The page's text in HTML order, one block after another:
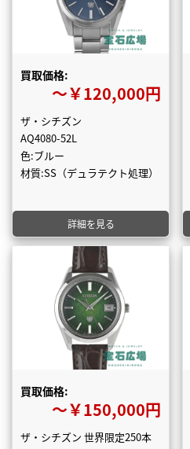
買取価格:
〜￥120,000円
ザ・シチズン
AQ4080-52L
色:ブルー
材質:SS（デュラテクト処理）
詳細を見る
買取価格:
〜￥150,000円
ザ・シチズン 世界限定250本